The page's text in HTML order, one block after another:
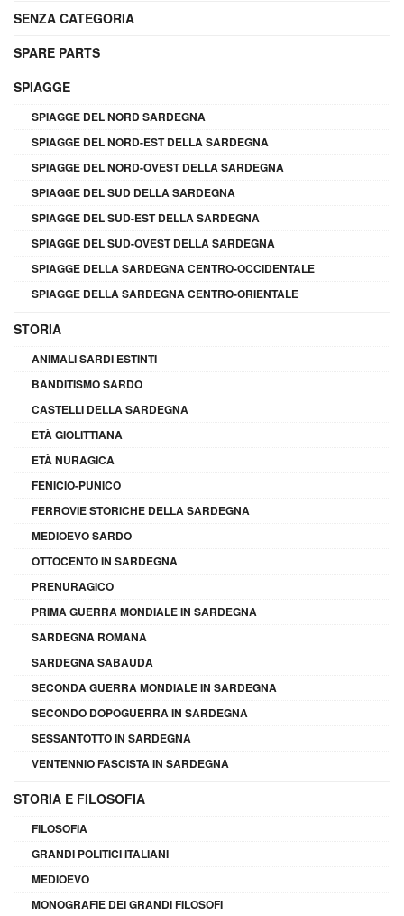
SENZA CATEGORIA
SPARE PARTS
SPIAGGE
SPIAGGE DEL NORD SARDEGNA
SPIAGGE DEL NORD-EST DELLA SARDEGNA
SPIAGGE DEL NORD-OVEST DELLA SARDEGNA
SPIAGGE DEL SUD DELLA SARDEGNA
SPIAGGE DEL SUD-EST DELLA SARDEGNA
SPIAGGE DEL SUD-OVEST DELLA SARDEGNA
SPIAGGE DELLA SARDEGNA CENTRO-OCCIDENTALE
SPIAGGE DELLA SARDEGNA CENTRO-ORIENTALE
STORIA
ANIMALI SARDI ESTINTI
BANDITISMO SARDO
CASTELLI DELLA SARDEGNA
ETÀ GIOLITTIANA
ETÀ NURAGICA
FENICIO-PUNICO
FERROVIE STORICHE DELLA SARDEGNA
MEDIOEVO SARDO
OTTOCENTO IN SARDEGNA
PRENURAGICO
PRIMA GUERRA MONDIALE IN SARDEGNA
SARDEGNA ROMANA
SARDEGNA SABAUDA
SECONDA GUERRA MONDIALE IN SARDEGNA
SECONDO DOPOGUERRA IN SARDEGNA
SESSANTOTTO IN SARDEGNA
VENTENNIO FASCISTA IN SARDEGNA
STORIA E FILOSOFIA
FILOSOFIA
GRANDI POLITICI ITALIANI
MEDIOEVO
MONOGRAFIE DEI GRANDI FILOSOFI